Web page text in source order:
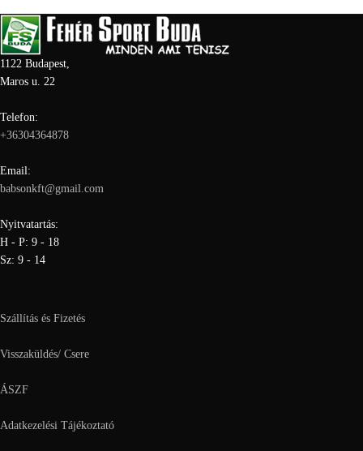
1122 Budapest,
Maros u. 22
Telefon:
+36304364878
Email:
babsonkft@gmail.com
Nyitvatartás:
H - P: 9 - 18
Sz: 9 - 14
Szállítás és Fizetés
Visszaküldés/ Csere
ÁSZF
Adatkezelési Tájékoztató